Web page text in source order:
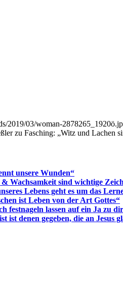
2019/03/woman-
zu Fasching: „Witz und Lachen
unsere Wunden“
Wachsamkeit sind wichtige
Lebens geht es um das
ist Leben von der Art Gottes“
festnageln lassen auf ein Ja zu
denen gegeben, die an Jesus